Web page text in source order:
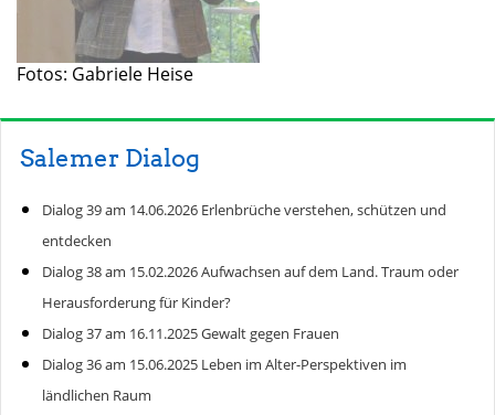
Fotos: Gabriele Heise
Salemer Dialog
Dialog 39 am 14.06.2026 Erlenbrüche verstehen, schützen und
entdecken
Dialog 38 am 15.02.2026 Aufwachsen auf dem Land. Traum oder
Herausforderung für Kinder?
Dialog 37 am 16.11.2025 Gewalt gegen Frauen
Dialog 36 am 15.06.2025 Leben im Alter-Perspektiven im
ländlichen Raum